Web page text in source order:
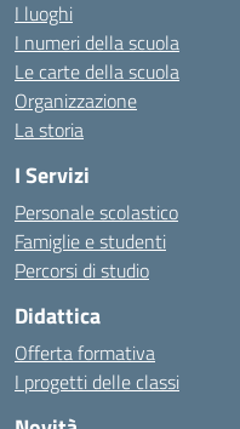
I luoghi
I numeri della scuola
Le carte della scuola
Organizzazione
La storia
I Servizi
Personale scolastico
Famiglie e studenti
Percorsi di studio
Didattica
Offerta formativa
I progetti delle classi